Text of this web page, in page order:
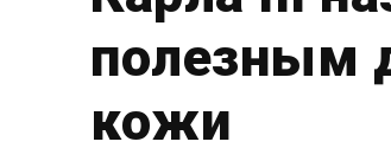
полезным
кожи